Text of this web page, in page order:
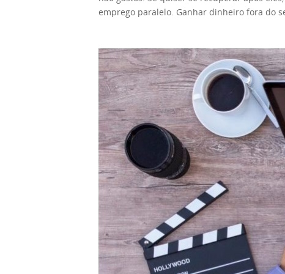
no seu site, existem outros meios de ganhar
Existem muitas empresas que gostariam de
é realmente bom é que esse método se
entanto, para este método específico, você
uma tarefa impossível. Já faz algum tempo
originais e aumenta o público. Com
aparecerão em seus vídeos. Além dos
pagas independentes e financiamento
determinada quantia ou solicitar um tipo
conteúdo for interessante o suficiente, você
extremamente alta e você precisa ter um
YouTube pode lhe render um dinheiro
sociais são considerados por alguns como
se de que primeiro você precisa aumentar
também oferece monetização de vídeo, mas
dezenas de milhares de seguidores, ele
forma legítima de complementar sua renda.
fazer tarefas básicas, as pesquisas online
emprego paralelo. Ganhar dinheiro fora do
começar, apesar do que algumas pessoas
qualquer coisa! Contanto que você goste
começar, ganhar dinheiro com o seu blog
comece, há muitas opções para ganhar
quer ter o trabalho de criar seu próprio
comerciais ou de marketing. A
que escreva sobre os tópicos que você
Escrever ebooks se tornou muito popular e
Você pode escrever de qualquer lugar, o
trabalho muito mais fácil. Ensinar crianças
os tutores online estão em alta demanda.
trabalhará com alunos mais jovens. Mas,
alguns desafios, no entanto. Você
para um trabalho que fazem apenas nos fins de
quase os mesmos de qualquer trabalho de
inglês online. Portanto, se você for um